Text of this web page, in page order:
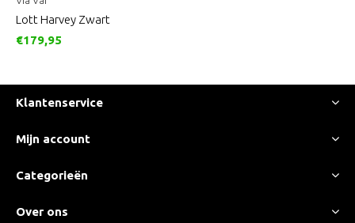
Lott Harvey Zwart
€179,95
Klantenservice
Mijn account
Categorieën
Over ons